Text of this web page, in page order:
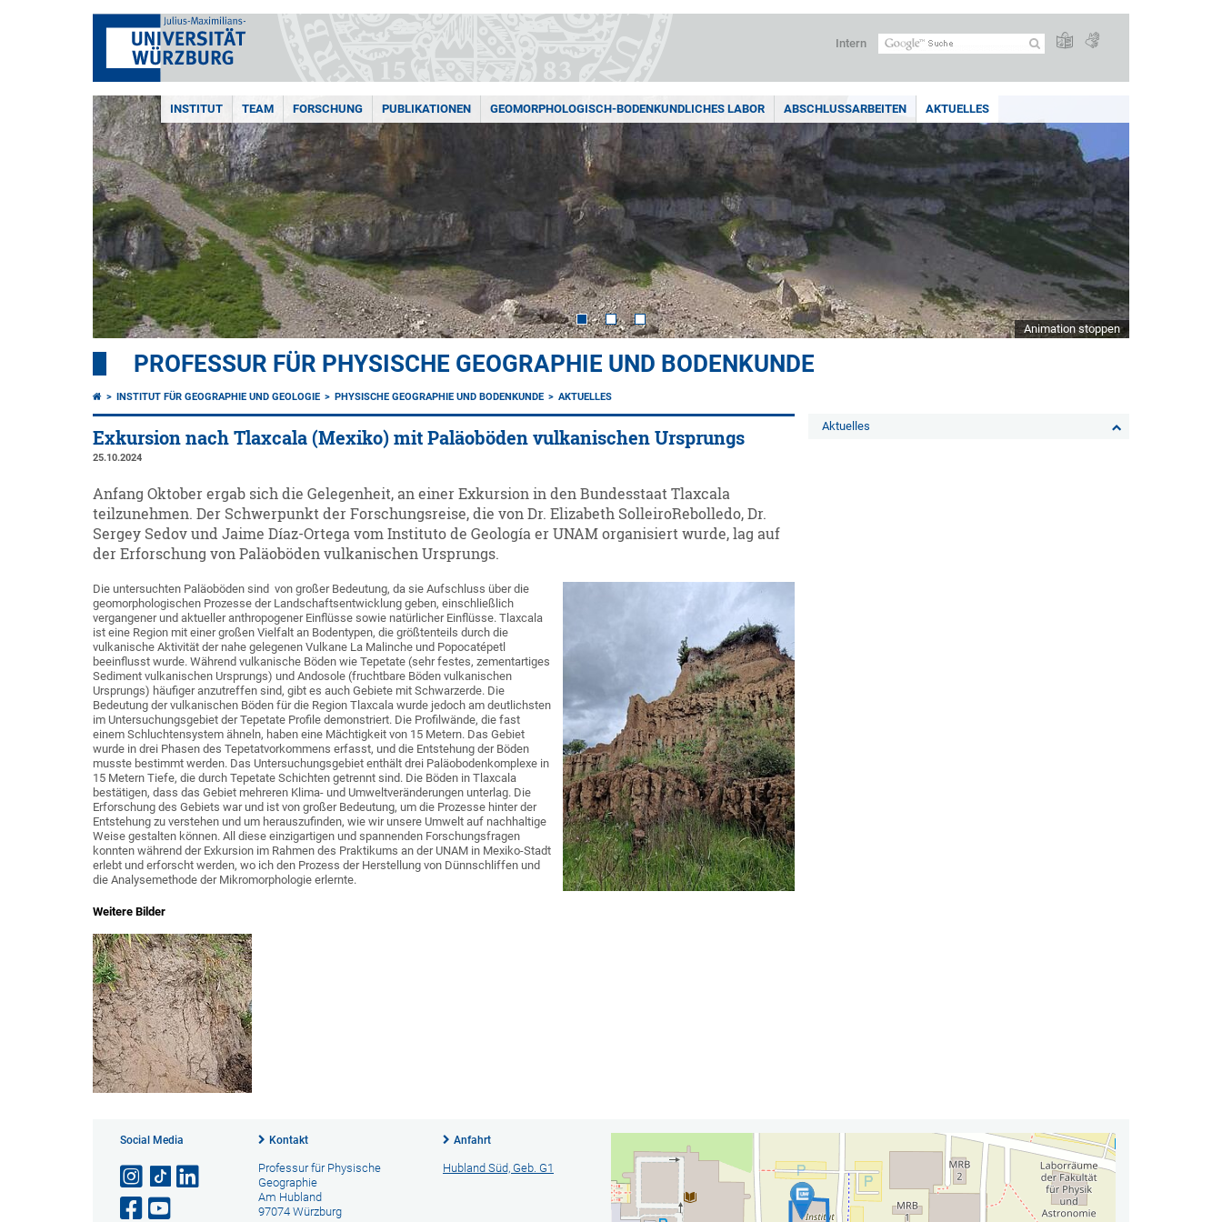
Intern
INSTITUT TEAM FORSCHUNG PUBLIKATIONEN GEOMORPHOLOGISCH-BODENKUNDLICHES LABOR ABSCHLUSSARBEITEN AKTUELLES
Animation stoppen
PROFESSUR FÜR PHYSISCHE GEOGRAPHIE UND BODENKUNDE
INSTITUT FÜR GEOGRAPHIE UND GEOLOGIE PHYSISCHE GEOGRAPHIE UND BODENKUNDE AKTUELLES
Exkursion nach Tlaxcala (Mexiko) mit Paläoböden vulkanischen Ursprungs
25.10.2024
Anfang Oktober ergab sich die Gelegenheit, an einer Exkursion in den Bundesstaat Tlaxcala
teilzunehmen. Der Schwerpunkt der Forschungsreise, die von Dr. Elizabeth SolleiroRebolledo, Dr.
Sergey Sedov und Jaime Díaz-Ortega vom Instituto de Geología er UNAM organisiert wurde, lag auf
der Erforschung von Paläoböden vulkanischen Ursprungs.
Die untersuchten Paläoböden sind von großer Bedeutung, da sie Aufschluss über die
geomorphologischen Prozesse der Landschaftsentwicklung geben, einschließlich
vergangener und aktueller anthropogener Einflüsse sowie natürlicher Einflüsse. Tlaxcala
ist eine Region mit einer großen Vielfalt an Bodentypen, die größtenteils durch die
vulkanische Aktivität der nahe gelegenen Vulkane La Malinche und Popocatépetl
beeinflusst wurde. Während vulkanische Böden wie Tepetate (sehr festes, zementartiges
Sediment vulkanischen Ursprungs) und Andosole (fruchtbare Böden vulkanischen
Ursprungs) häufiger anzutreffen sind, gibt es auch Gebiete mit Schwarzerde. Die
Bedeutung der vulkanischen Böden für die Region Tlaxcala wurde jedoch am deutlichsten
im Untersuchungsgebiet der Tepetate Profile demonstriert. Die Profilwände, die fast
einem Schluchtensystem ähneln, haben eine Mächtigkeit von 15 Metern. Das Gebiet
wurde in drei Phasen des Tepetatvorkommens erfasst, und die Entstehung der Böden
musste bestimmt werden. Das Untersuchungsgebiet enthält drei Paläobodenkomplexe in
15 Metern Tiefe, die durch Tepetate Schichten getrennt sind. Die Böden in Tlaxcala
bestätigen, dass das Gebiet mehreren Klima- und Umweltveränderungen unterlag. Die
Erforschung des Gebiets war und ist von großer Bedeutung, um die Prozesse hinter der
Entstehung zu verstehen und um herauszufinden, wie wir unsere Umwelt auf nachhaltige
Weise gestalten können. All diese einzigartigen und spannenden Forschungsfragen
konnten während der Exkursion im Rahmen des Praktikums an der UNAM in Mexiko-Stadt
erlebt und erforscht werden, wo ich den Prozess der Herstellung von Dünnschliffen und
die Analysemethode der Mikromorphologie erlernte.
Weitere Bilder
Aktuelles
Social Media Kontakt
Professur für Physische
Geographie
Am Hubland
97074 Würzburg
Anfahrt
Hubland Süd, Geb. G1